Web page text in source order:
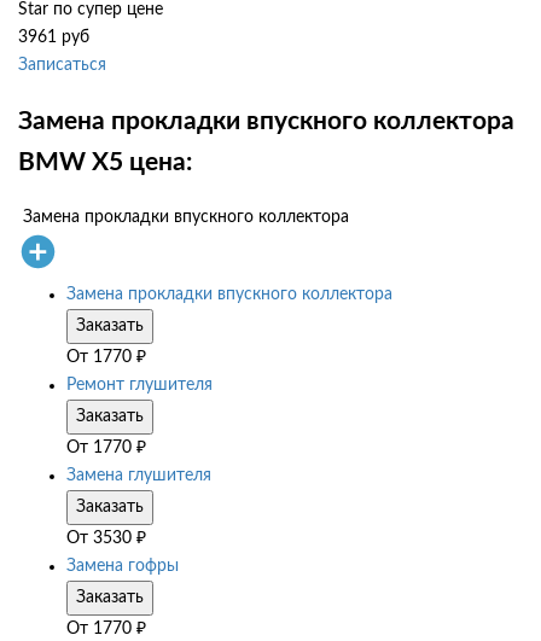
Star по супер цене
3961 руб
Записаться
Замена прокладки впускного коллектора
BMW X5 цена:
Замена прокладки впускного коллектора
Замена прокладки впускного коллектора
Заказать
От 1770 ₽
Ремонт глушителя
Заказать
От 1770 ₽
Замена глушителя
Заказать
От 3530 ₽
Замена гофры
Заказать
От 1770 ₽